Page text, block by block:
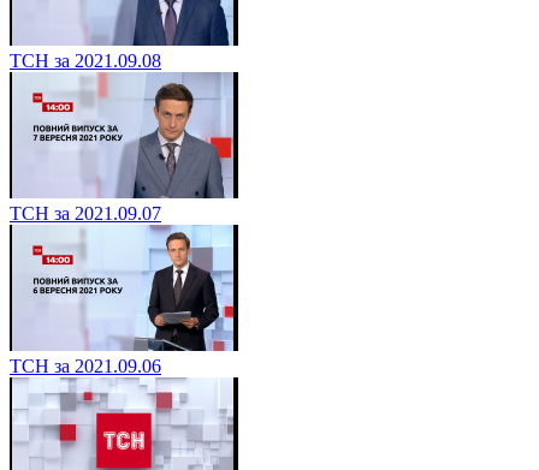
ТСН за 2021.09.08
ТСН за 2021.09.07
ТСН за 2021.09.06